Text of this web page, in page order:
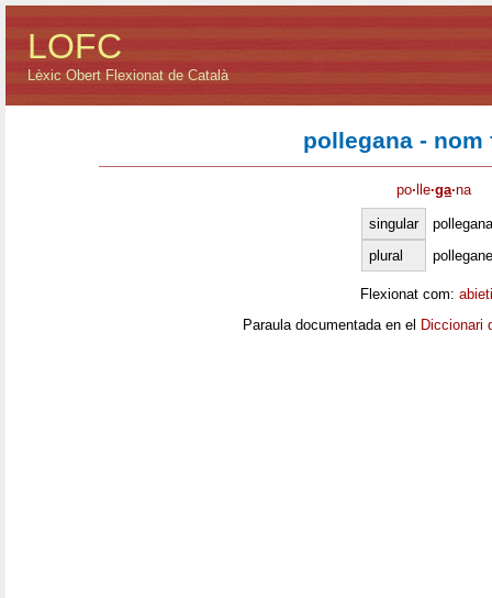
LOFC
Lèxic Obert Flexionat de Català
pollegana - nom
po· lle·ga·na
singular
pollegana
plural
Flexionat com:
Paraula documentada en el Diccionari